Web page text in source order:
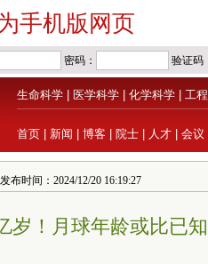
手机版网页
生命科学 医学科学 化学科学 工
首页 新闻 博客 院士 人才 会议
布时间：2024/12/20 16:19:27
岁！月球年龄或比已